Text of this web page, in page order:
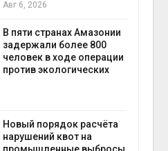
Авг 6, 2026
В пяти странах Амазонии
задержали более 800
человек в ходе операции
против экологических
Новый порядок расчёта
нарушений квот на